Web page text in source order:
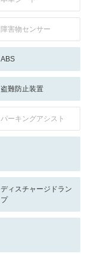
障害物センサー
ABS
盗難防止装置
パーキングアシスト
ディスチャージドラン
プ